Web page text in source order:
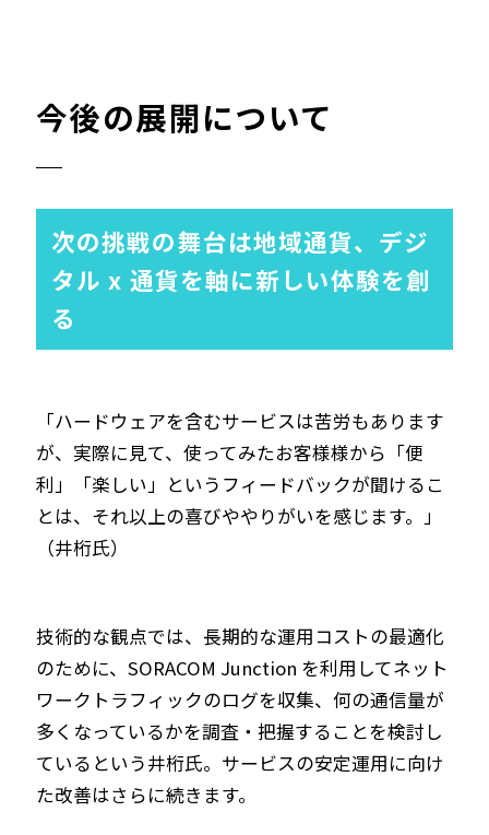
今後の展開について
次の挑戦の舞台は地域通貨、デジ
タル x 通貨を軸に新しい体験を創
る
「ハードウェアを含むサービスは苦労もあります
が、実際に見て、使ってみたお客様様から「便
利」「楽しい」というフィードバックが聞けるこ
とは、それ以上の喜びややりがいを感じます。」
（井桁氏）
技術的な観点では、長期的な運用コストの最適化
のために、SORACOM Junction を利用してネット
ワークトラフィックのログを収集、何の通信量が
多くなっているかを調査・把握することを検討し
ているという井桁氏。サービスの安定運用に向け
た改善はさらに続きます。